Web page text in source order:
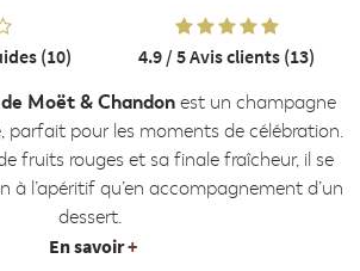
NOS MEILLEURES VENTES
Moët & Chandon est un champagne
parfait pour les moments de célébration.
fruits rouges et sa finale fraîcheur, il se
à l’apéritif qu’en accompagnement d’un
dessert.
En savoir+
(10) 4.9 / 5Avis clients (13)